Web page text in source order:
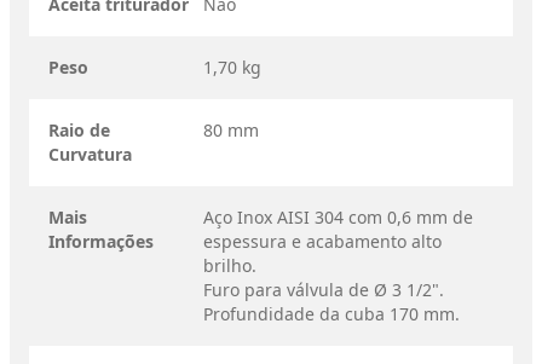
Peso 1,70 kg
Raio de
Curvatura
80 mm
Mais
Informações
Aço Inox AISI 304 com 0,6 mm de
espessura e acabamento alto
brilho.
Furo para válvula de Ø 3 1/2".
Profundidade da cuba 170 mm.